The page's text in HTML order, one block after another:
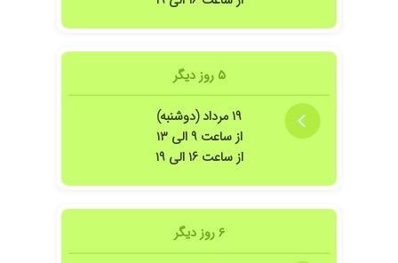
۵ روز دیگر
۱۹ مرداد (دوشنبه)
از ساعت ۹ الی ۱۳
از ساعت ۱۶ الی ۱۹
۶ روز دیگر